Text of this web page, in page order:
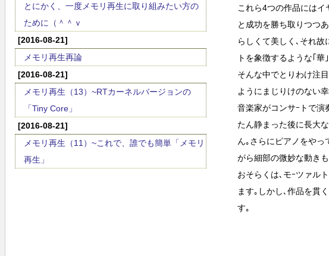
とにかく、一度メモリ再生に取り組みたい方の
ために（＾＾ｖ
[2016-08-21]
メモリ再生再論
[2016-08-21]
メモリ再生（13）~RTカーネルバージョンの
「Tiny Core」
[2016-08-21]
メモリ再生（11）~これで、誰でも簡単「メモリ
再生」
これら4つの作品には
と成功を勝ち取りつつ
らしくて美しく､それ
トを象徴するような｢
そんな中でとりわけ注
ようにまじりけのない
音楽家がコンサｰトで演
たん静まった後に長大
ん｡さらにピアノをや
がら細部の微妙な動き
おそらくは､モｰツァル
ます｡しかし､作品を貫
す｡